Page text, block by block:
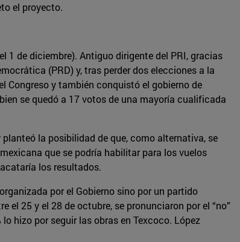
el proyecto.
1 de diciembre). Antiguo dirigente del PRI, gracias
(PRD) y, tras perder dos elecciones a la
Congreso y también conquistó el gobierno de
se quedó a 17 votos de una mayoría cualificada
la posibilidad de que, como alternativa, se
que se podría habilitar para los vuelos
los resultados.
por el Gobierno sino por un partido
25 y el 28 de octubre, se pronunciaron por el “no”
hizo por seguir las obras en Texcoco. López